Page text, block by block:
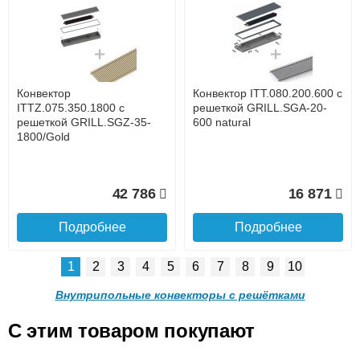
до подъезда
услуга платная
Конвектор ITT.080.200.1300
с решеткой GRILL.SGW-20-
1300 венге
35 326
Подробнее
Конвектор ITT.080.200.1000
с решеткой GRILL.SGW-20-
1000 венге
28 391
Конвектор ITT.080.200.900 с
решеткой GRILL.SGW-20-
900 венге
Конвектор ITT.080.200.800 с
решеткой GRILL.SGW-20-
800 венге
Конвектор
ITTZ.075.350.1800 с
решеткой GRILL.SGZ-35-
1800/Gold
42 786
Подробнее
Конвектор ITT.080.200.600 с
решеткой GRILL.SGA-20-
600 natural
16 871
Подробнее
1 2 3 4 5 6 7 8 9 10
Внутрипольные конвекторы с решётками
C этим товаром покупают